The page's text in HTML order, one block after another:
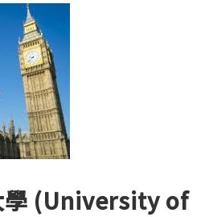
學 (University of